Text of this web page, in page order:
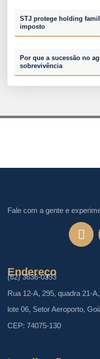
STJ protege holding
imposto
Por que a sucessão no
sobrevivência
Fale com a gente e
Endereço
(62) 3636-0393
Rua 12-A, 295, quadra 21-A,
lote 06, Setor Aeroporto,
CEP: 74075-130